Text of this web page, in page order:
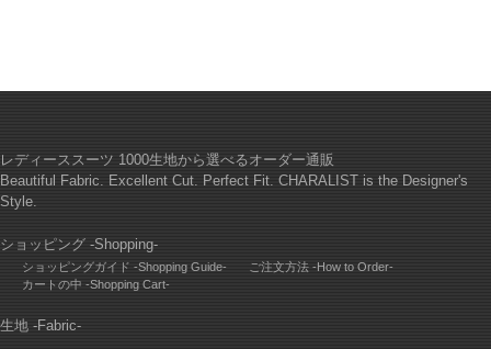
レディーススーツ 1000生地から選べるオーダー通販
Beautiful Fabric. Excellent Cut. Perfect Fit. CHARALIST is the Designer's
Style.
ショッピング -Shopping-
ショッピングガイド -Shopping Guide-
ご注文方法 -How to Order-
カートの中 -Shopping Cart-
生地 -Fabric-